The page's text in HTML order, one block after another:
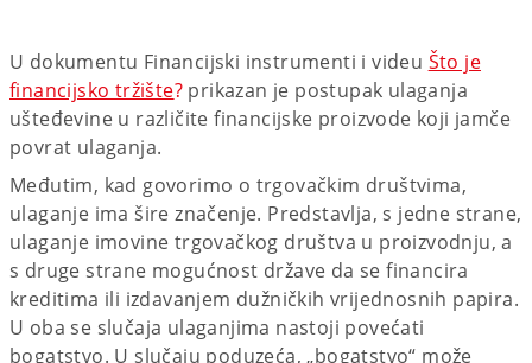
U dokumentu Financijski instrumenti i videu Što je
financijsko tržište? prikazan je postupak ulaganja
ušteđevine u različite financijske proizvode koji jamče
povrat ulaganja.
Međutim, kad govorimo o trgovačkim društvima,
ulaganje ima šire značenje. Predstavlja, s jedne strane,
ulaganje imovine trgovačkog društva u proizvodnju, a
s druge strane mogućnost države da se financira
kreditima ili izdavanjem dužničkih vrijednosnih papira.
U oba se slučaja ulaganjima nastoji povećati
bogatstvo. U slučaju poduzeća, „bogatstvo“ može